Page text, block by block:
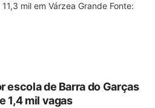
mil em Várzea Grande Fonte:
escola de Barra do Garças
1,4 mil vagas